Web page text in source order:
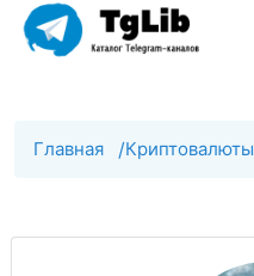
Главная /Криптовалюты